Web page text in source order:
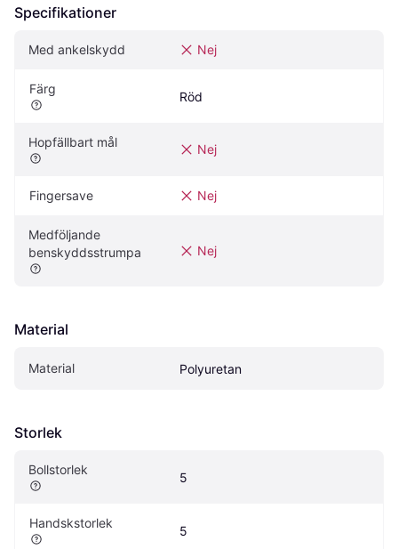
Specifikationer
Med ankelskydd Nej
Färg
Röd
Hopfällbart mål Nej
Fingersave Nej
Medföljande
benskyddsstrumpa
Nej
Material
Material Polyuretan
Storlek
Bollstorlek
5
Handskstorlek
5